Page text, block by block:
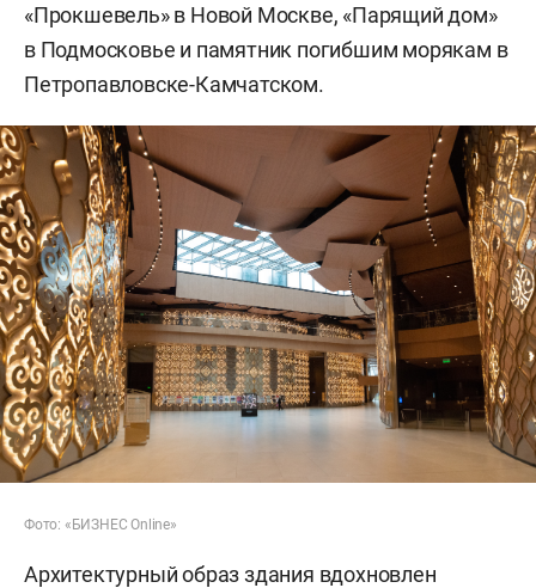
«Прокшевель» в Новой Москве, «Парящий дом»
в Подмосковье и памятник погибшим морякам в
Петропавловске-Камчатском.
Фото: «БИЗНЕС Online»
Архитектурный образ здания вдохновлен